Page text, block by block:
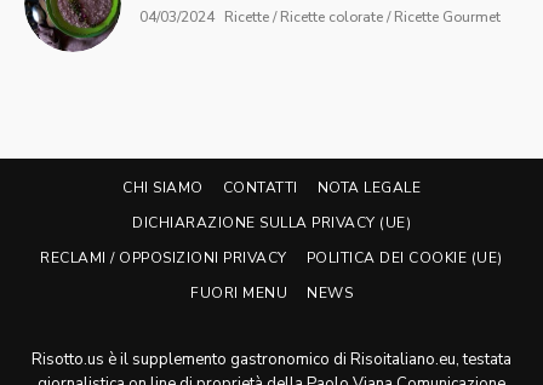
04/03/2024 Ricette / Ricette colorate / Ricette Gourmet
CHI SIAMO CONTATTI
NOTA LEGALE
DICHIARAZIONE SULLA PRIVACY (UE)
RECLAMI / OPPOSIZIONI PRIVACY
POLITICA DEI COOKIE (UE)
FUORI MENU
NEWS
Risotto.us è il supplemento gastronomico di Risoitaliano.eu, testata